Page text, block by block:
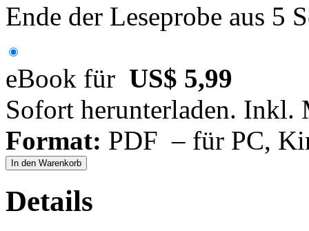
Ende der Leseprobe aus 5
eBook für US$ 5,99
Sofort herunterladen. Inkl.
Format: PDF – für PC,
In den Warenkorb
Details